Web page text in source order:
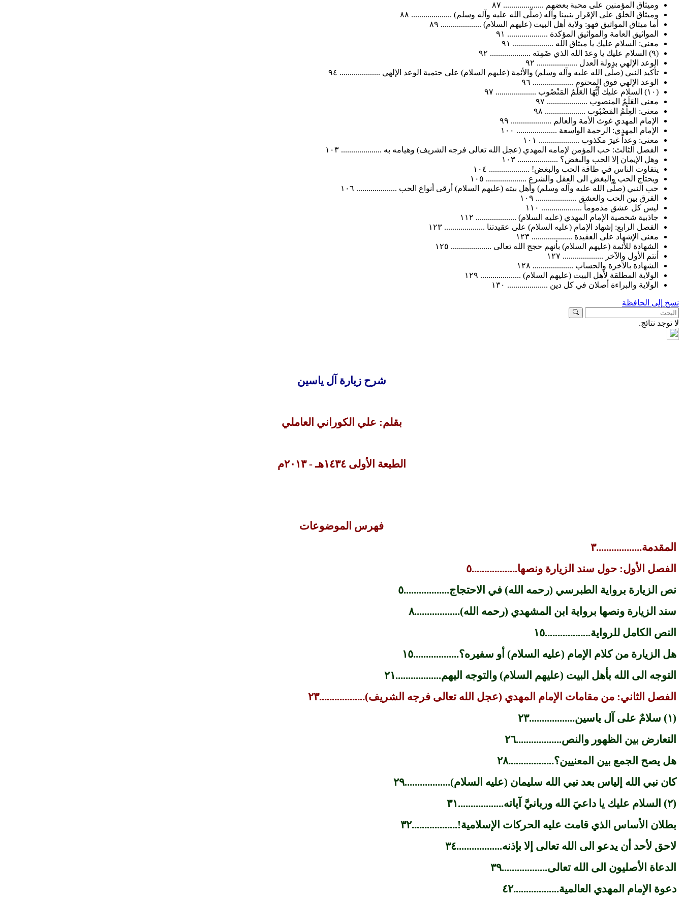
وميثاق المؤمنين على محبة بعضهم .................... ٨٧
وميثاق الخلق على الإقرار بنبينا وآله (صلّى الله عليه وآله وسلم) .................... ٨٨
أما ميثاق المواثيق فهو: ولاية أهل البيت (عليهم السلام) .................... ٨٩
المواثيق العامة والمواثيق المؤكدة .................... ٩١
معنى: السلام عليك يا ميثاق الله .................... ٩١
(٩) السلام عليك يا وعدَ الله الذي ضَمِنَه .................... ٩٢
الوعد الإلهي بدولة العدل .................... ٩٢
تأكيد النبي (صلّى الله عليه وآله وسلم) والأئمة (عليهم السلام) على حتمية الوعد الإلهي .................... ٩٤
الوعد الإلهي فوق المحتوم .................... ٩٦
(١٠) السلام عليك أيُّهَا العَلَمُ المَنْصُوب .................... ٩٧
معنى العَلَمُ المنصوب .................... ٩٧
معنى: العِلْمُ المَصْبُوب .................... ٩٨
الإمام المهدي غوث الأمة والعالم .................... ٩٩
الإمام المهدي: الرحمة الواسعة .................... ١٠٠
معنى: وعداً غيرَ مكذوب .................... ١٠١
الفصل الثالث: حب المؤمن لإمامه المهدي (عجل الله تعالى فرجه الشريف) وهيامه به .................... ١٠٣
وهل الإيمان إلا الحب والبغض؟ .................... ١٠٣
يتفاوت الناس في طاقة الحب والبغض! .................... ١٠٤
ويحتاج الحب والبغض الى العقل والشرع .................... ١٠٥
حب النبي (صلّى الله عليه وآله وسلم) وأهل بيته (عليهم السلام) أرقى أنواع الحب .................... ١٠٦
الفرق بين الحب والعشق .................... ١٠٩
ليس كل عشق مذموماً .................... ١١٠
جاذبية شخصية الإمام المهدي (عليه السلام) .................... ١١٢
الفصل الرابع: إشهاد الإمام (عليه السلام) على عقيدتنا .................... ١٢٣
معنى الإشهاد على العقيدة .................... ١٢٣
الشهادة للأئمة (عليهم السلام) بأنهم حجج الله تعالى .................... ١٢٥
أنتم الأول والآخر .................... ١٢٧
الشهادة بالآخرة والحساب .................... ١٢٨
الولاية المطلقة لأهل البيت (عليهم السلام) .................... ١٢٩
الولاية والبراءة أصلان في كل دين .................... ١٣٠
نسخ إلى الحافظة
لا توجد نتائج.
شرح زيارة آل ياسين
بقلم: علي الكوراني العاملي
الطبعة الأولى ١٤٣٤هـ - ٢٠١٣م
فهرس الموضوعات
المقدمة..................٣
الفصل الأول: حول سند الزيارة ونصها..................٥
نص الزيارة برواية الطبرسي (رحمه الله) في الاحتجاج..................٥
سند الزيارة ونصها برواية ابن المشهدي (رحمه الله)..................٨
النص الكامل للرواية..................١٥
هل الزيارة من كلام الإمام (عليه السلام) أو سفيره؟..................١٥
التوجه الى الله بأهل البيت (عليهم السلام) والتوجه اليهم..................٢١
الفصل الثاني: من مقامات الإمام المهدي (عجل الله تعالى فرجه الشريف)..................٢٣
(١) سلامٌ على آل ياسين..................٢٣
التعارض بين الظهور والنص..................٢٦
هل يصح الجمع بين المعنيين؟..................٢٨
كان نبي الله إلياس بعد نبي الله سليمان (عليه السلام)..................٢٩
(٢) السلام عليك يا داعيَ الله وربانيَّ آياته..................٣١
بطلان الأساس الذي قامت عليه الحركات الإسلامية!..................٣٢
لاحق لأحد أن يدعو الى الله تعالى إلا بإذنه..................٣٤
الدعاة الأصليون الى الله تعالى..................٣٩
دعوة الإمام المهدي العالمية..................٤٢